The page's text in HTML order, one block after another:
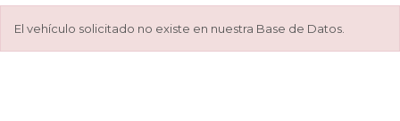
El vehículo solicitado no existe en nuestra Base de Datos.